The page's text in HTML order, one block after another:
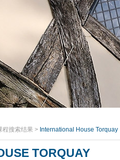
程搜索结果 > International House Torquay
TORQUAY